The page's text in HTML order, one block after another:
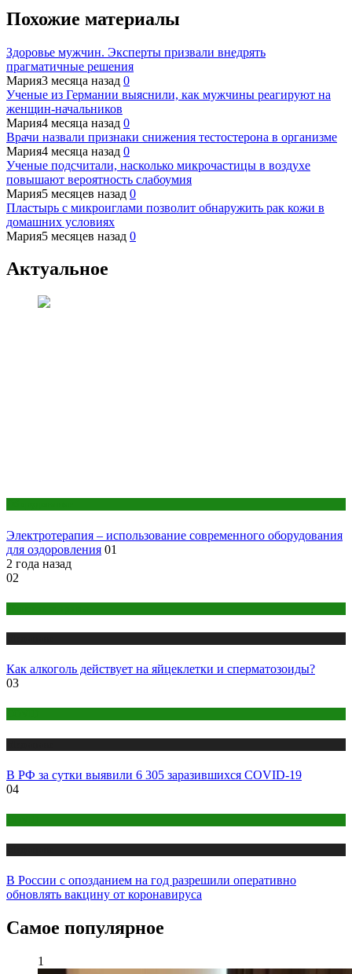
Похожие материалы
Здоровье мужчин. Эксперты призвали внедрять
прагматичные решения
Мария3 месяца назад 0
Ученые из Германии выяснили, как мужчины реагируют на
женщин-начальников
Мария4 месяца назад 0
Врачи назвали признаки снижения тестостерона в организме
Мария4 месяца назад 0
Ученые подсчитали, насколько микрочастицы в воздухе
повышают вероятность слабоумия
Мария5 месяцев назад 0
Пластырь с микроиглами позволит обнаружить рак кожи в
домашних условиях
Мария5 месяцев назад 0
Актуальное
Электротерапия – использование современного оборудования
для оздоровления 01
2 года назад
02
Как алкоголь действует на яйцеклетки и сперматозоиды?
03
В РФ за сутки выявили 6 305 заразившихся COVID-19
04
В России с опозданием на год разрешили оперативно
обновлять вакцину от коронавируса
Самое популярное
1